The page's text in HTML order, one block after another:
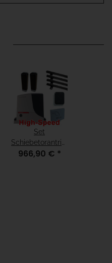
Set
Schiebetorantrieb
Robus HS 500 -
966,90 € *